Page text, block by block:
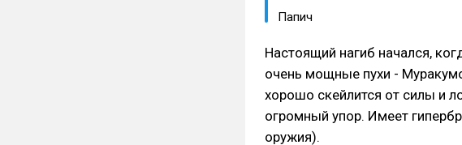
Папич
Настоящий нагиб начался,
очень мощные пухи -
хорошо скейлится от силы и
огромный упор. Имеет
оружия).